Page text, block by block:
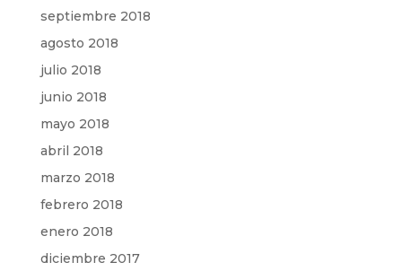
septiembre 2018
agosto 2018
julio 2018
junio 2018
mayo 2018
abril 2018
marzo 2018
febrero 2018
enero 2018
diciembre 2017